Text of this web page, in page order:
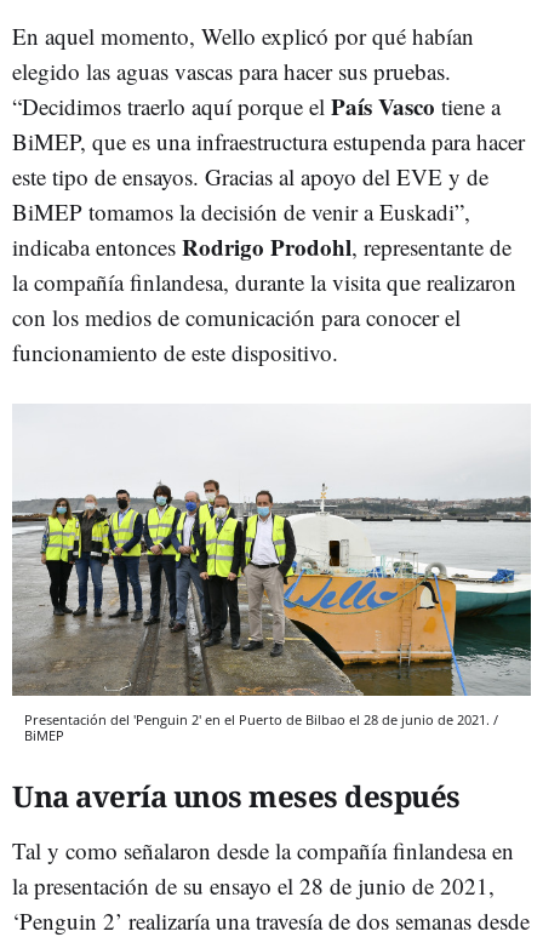
En aquel momento, Wello explicó por qué habían
elegido las aguas vascas para hacer sus pruebas.
“Decidimos traerlo aquí porque el PaísVasco tiene a
BiMEP, que es una infraestructura estupenda para hacer
este tipo de ensayos. Gracias al apoyo del EVE y de
BiMEP tomamos la decisión de venir a Euskadi”,
indicaba entonces Rodrigo Prodohl, representante de
la compañía finlandesa, durante la visita que realizaron
con los medios de comunicación para conocer el
funcionamiento de este dispositivo.
Presentación del 'Penguin 2' en el Puerto de Bilbao el 28 de junio de 2021. /
BiMEP
Una avería unos meses después
Tal y como señalaron desde la compañía finlandesa en
la presentación de su ensayo el 28 de junio de 2021,
‘Penguin 2’ realizaría una travesía de dos semanas desde